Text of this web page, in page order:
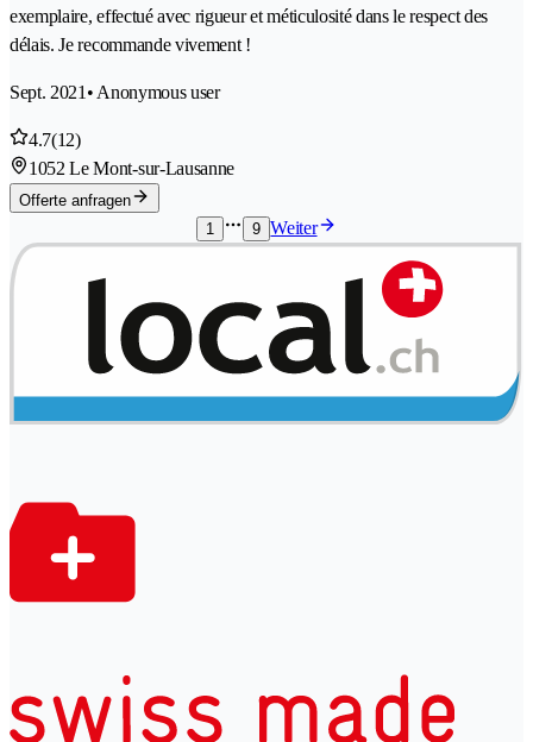
exemplaire, effectué avec rigueur et méticulosité dans le respect des
délais. Je recommande vivement !
Sept. 2021 • Anonymous user
4.7(12)
1052 Le Mont-sur-Lausanne
Offerte anfragen
1
9 Weiter